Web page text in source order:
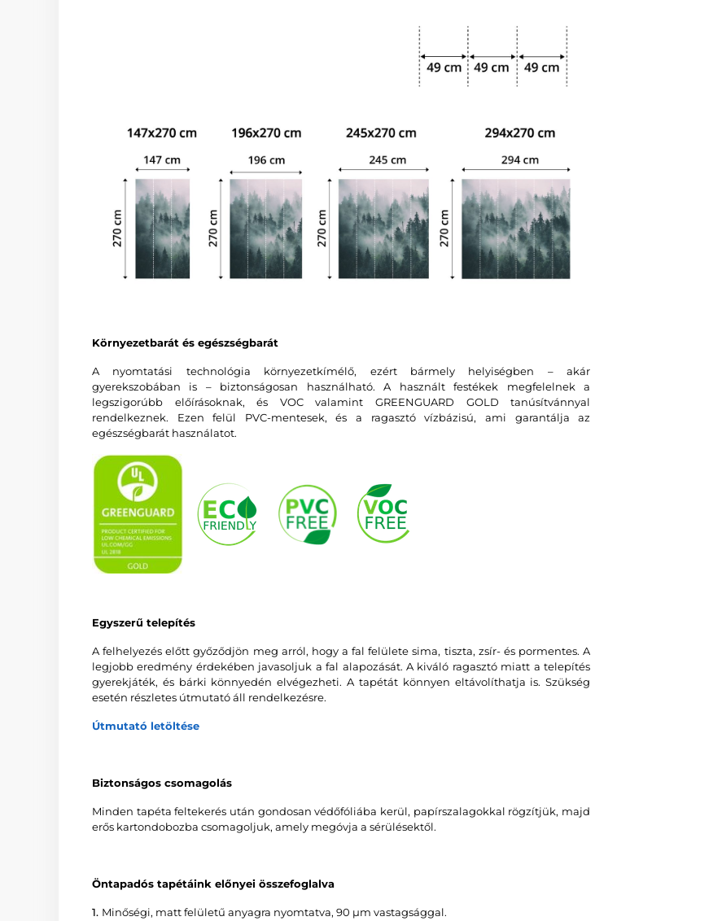
Környezetbarát és egészségbarát
A nyomtatási technológia környezetkímélő, ezért bármely helyiségben – akár
gyerekszobában is – biztonságosan használható. A használt festékek megfelelnek a
legszigorúbb előírásoknak, és VOC valamint GREENGUARD GOLD tanúsítvánnyal
rendelkeznek. Ezen felül PVC-mentesek, és a ragasztó vízbázisú, ami garantálja az
egészségbarát használatot.
Egyszerű telepítés
A felhelyezés előtt győződjön meg arról, hogy a fal felülete sima, tiszta, zsír- és pormentes. A
legjobb eredmény érdekében javasoljuk a fal alapozását. A kiváló ragasztó miatt a telepítés
gyerekjáték, és bárki könnyedén elvégezheti. A tapétát könnyen eltávolíthatja is. Szükség
esetén részletes útmutató áll rendelkezésre.
Útmutató letöltése
Biztonságos csomagolás
Minden tapéta feltekerés után gondosan védőfóliába kerül, papírszalagokkal rögzítjük, majd
erős kartondobozba csomagoljuk, amely megóvja a sérülésektől.
Öntapadós tapétáink előnyei összefoglalva
1. Minőségi, matt felületű anyagra nyomtatva, 90 µm vastagsággal.